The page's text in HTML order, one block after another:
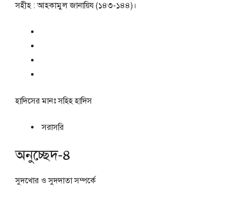
সহীহ : আহকামুল জানায়িয (১৪৩-১৪৪)।
হাদিসের মানঃসহিহ হাদিস
সরাসরি
অনুচ্ছেদ-৪
সুদখোর ও সুদদাতা সম্পর্কে